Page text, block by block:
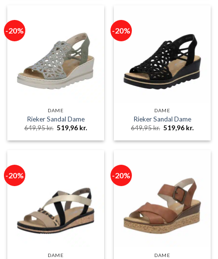
-20%
DAME
Rieker Sandal Dame
649,95kr. Den
oprindelige
pris
519,96 kr.
pris
519,96 kr..
-20%
DAME
Rieker Sandal Dame
649,95kr. Den
oprindelige
pris
519,96 kr.
pris
519,96
-20%
DAME
-20%
DAME